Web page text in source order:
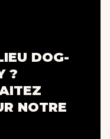
DOG-
?
NOTRE